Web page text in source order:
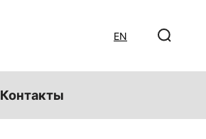
EN
Контакты